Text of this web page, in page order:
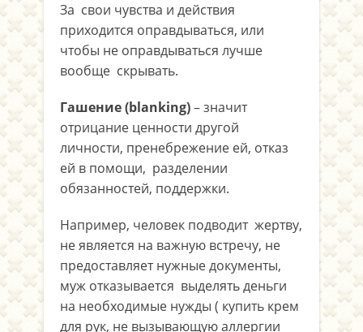
За свои чувства и действия
приходится оправдываться, или
чтобы не оправдываться лучше
вообще скрывать.
Гашение (blanking)– значит
отрицание ценности другой
личности, пренебрежение ей, отказ
ей в помощи, разделении
обязанностей, поддержки.
Например, человек подводит жертву,
не является на важную встречу, не
предоставляет нужные документы,
муж отказывается выделять деньги
на необходимые нужды ( купить крем
для рук, не вызывающую аллергии